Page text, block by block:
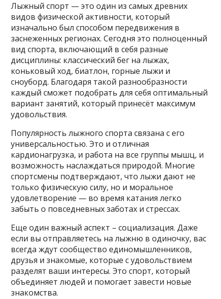
Лыжный спорт — это один из самых древних
видов физической активности, который
изначально был способом передвижения в
заснеженных регионах. Сегодня это полноценный
вид спорта, включающий в себя разные
дисциплины: классический бег на лыжах,
коньковый ход, биатлон, горные лыжи и
сноуборд. Благодаря такой разнообразности
каждый сможет подобрать для себя оптимальный
вариант занятий, который принесёт максимум
удовольствия.
Популярность лыжного спорта связана с его
универсальностью. Это и отличная
кардионагрузка, и работа на все группы мышц, и
возможность наслаждаться природой. Многие
спортсмены подтверждают, что лыжи дают не
только физическую силу, но и моральное
удовлетворение — во время катания легко
забыть о повседневных заботах и стрессах.
Еще один важный аспект – социализация. Даже
если вы отправляетесь на лыжню в одиночку, вас
всегда ждут сообщество единомышленников,
друзья и знакомые, которые с удовольствием
разделят ваши интересы. Это спорт, который
объединяет людей и помогает завести новые
знакомства.